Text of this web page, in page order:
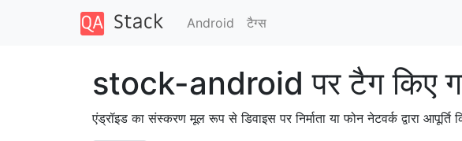
Android टैग्‍स
stock-android पर टैग किए
एंड्रॉइड का संस्करण मूल रूप से डिवाइस पर निर्माता या फोन नेटवर्क द्वारा